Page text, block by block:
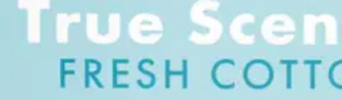
tuoksu ja nauti puhtaasta tuoksukokemuksesta omassa
puhtaimman tuoksu kokemuksen ja puhtaimman tuoksu